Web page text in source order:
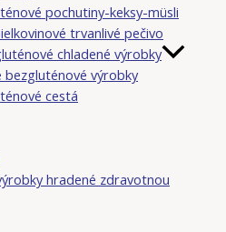
pochutiny-keksy-müsli
trvanlivé pečivo
chladené výrobky
bezgluténové výrobky
cestá
hradené zdravotnou